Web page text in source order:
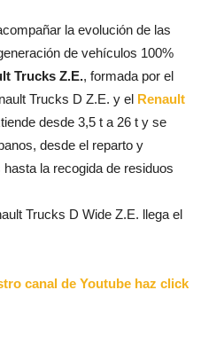
la evolución de las
de vehículos 100%
Trucks Z.E., formada por el
Trucks D Z.E. y el Renault
desde 3,5 t a 26 t y se
desde el reparto y
la recogida de residuos
Trucks D Wide Z.E. llega el
canal de Youtube haz click